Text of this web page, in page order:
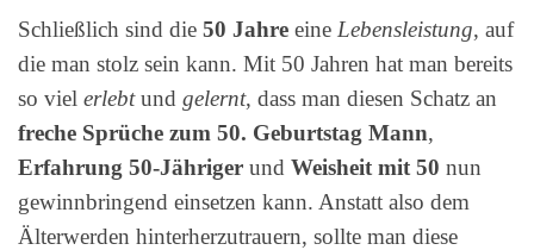
Schließlich sind die 50 Jahre eine Lebensleistung, auf
die man stolz sein kann. Mit 50 Jahren hat man bereits
so viel erlebtund gelernt, dass man diesen Schatz an
freche Sprüche zum 50. Geburtstag Mann,
Erfahrung 50-Jähriger und Weisheit mit 50 nun
gewinnbringend einsetzen kann. Anstatt also dem
Älterwerden hinterherzutrauern, sollte man diese